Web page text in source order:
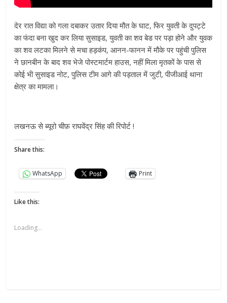
देर रात विद्या को गला दबाकर उतार दिया मौत के घाट, फिर युवती के दुपट्टे
का फंदा बना खुद कर लिया सुसाइड, युवती का शव बेड पर पड़ा होने और युवक
का शव लटका मिलने से मचा हड़कंप, आनन-फानन में मौके पर पहुंची पुलिस
ने छानबीन के बाद शव भेजे पोस्टमार्टम हाउस, नहीं मिला मृतकों के पास से
कोई भी सुसाइड नोट, पुलिस टीम आगे की पड़ताल में जुटी, पीजीआई थाना
क्षेत्र का मामला।
लखनऊ से ब्यूरो चीफ़ राघवेंद्र सिंह की रिपोर्ट !
Share this:
WhatsApp Print
Like this:
Loading...